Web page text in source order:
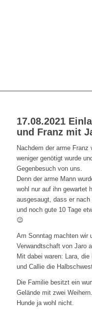
17.08.2021
und Franz mit
Nachdem der arme Franz
weniger genötigt wurde
Gegenbesuch von uns.
Denn der arme Mann
wohl nur auf ihn gewartet
ausgesaugt, dass er
und noch gute 10 Tage
😉
Am Sonntag machten wir
Verwandtschaft von Jaro
Mit dabei waren: Lara,
und Callie die
Die Familie besitzt ein
Gelände mit zwei
Hunde ja wohl nicht.